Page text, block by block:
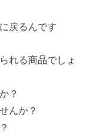
戻るんです
れる商品でしょ
？
んか？